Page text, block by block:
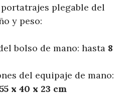
plegable del
y peso:
bolso de mano: hasta 8
del equipaje de mano:
x 40 x 23 cm